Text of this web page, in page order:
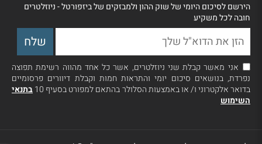
הירשם לסיכום היומי של שוק ההון ולמבזקים של ביזפורטל - ניוזלטרים
חובה לכל משקיע
אני מאשר קבלת שני ניוזלטרים, אשר כל אחד מהווה רשימת תפוצה
נפרדת, בנושאים סיכום יומי והתראות חמות וקבלת דיוורים פרסומיים
בדואר אלקטרוני ו/ או באמצעות הסלולר בהתאם למפורט בסעיף 10
בתנאי
השימוש